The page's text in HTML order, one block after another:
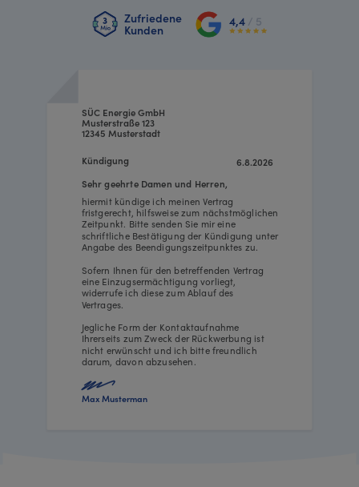
Zufriedene
Kunden
4,4 / 5
6.8.2026
SÜC Energie GmbH
Musterstraße 123
12345 Musterstadt
hiermit kündige ich meinen Vertrag
fristgerecht, hilfsweise zum nächstmöglichen
Zeitpunkt. Bitte senden Sie mir eine
schriftliche Bestätigung der Kündigung unter
Angabe des Beendigungszeitpunktes zu.
Sofern Ihnen für den betreffenden Vertrag
eine Einzugsermächtigung vorliegt,
widerrufe ich diese zum Ablauf des
Vertrages.
Jegliche Form der Kontaktaufnahme
Ihrerseits zum Zweck der Rückwerbung ist
nicht erwünscht und ich bitte freundlich
darum, davon abzusehen.
Sehr geehrte Damen und Herren,
Kündigung
Max Musterman